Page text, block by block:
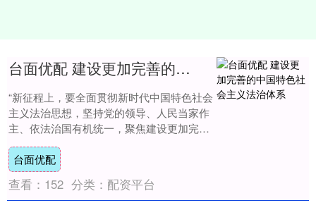
台面优配 建设更加完善的中国特色社会主义法治体系
“新征程上，要全面贯彻新时代中国特色社会
主义法治思想，坚持党的领导、人民当家作
主、依法治国有机统一，聚焦建设更加完善
的中国特色社会主义法治体系、建设更高水
平的社....
台面优配
查看： 152 分类： 配资平台